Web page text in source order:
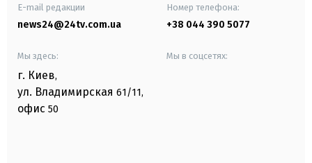
E-mail редакции
news24@24tv.com.ua
Номер телефона:
+38 044 390 5077
Мы здесь:
г. Киев,
ул. Владимирская 61/11,
офис 50
Мы в соцсетях: